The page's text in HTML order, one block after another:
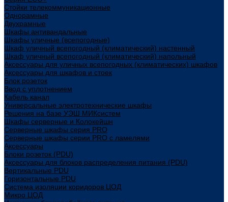
Стойки телекоммуникационные
Однорамные
Двухрамные
Шкафы антивандальные
Шкафы уличные (всепогодные)
Шкаф уличный всепогодный (климатический) настенный
Шкаф уличный всепогодный (климатический) напольный
Аксессуары для уличных всепогодных (климатических) шкафов
Аксессуары для шкафов и стоек
Блок розеток
Ввод с уплотнением
Кабель канал
Универсальные электротехнические шкафы
Решения на базе УЭШ МИКсистем
Шкафы серверные и Колокейшн
Серверные шкафы серия PRO
Серверные шкафы серии PRO с ламелями
Аксессуары
Блоки розеток (PDU)
Аксессуары для блоков распределения питания (PDU)
Вертикальные PDU
Горизонтальные PDU
Система изоляции коридоров ЦОД
Микро ЦОД